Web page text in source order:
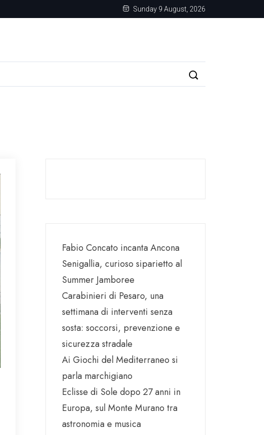
Sunday 9 August, 2026
Fabio Concato incanta Ancona
Senigallia, curioso siparietto al
Summer Jamboree
Carabinieri di Pesaro, una
settimana di interventi senza
sosta: soccorsi, prevenzione e
sicurezza stradale
Ai Giochi del Mediterraneo si
parla marchigiano
Eclisse di Sole dopo 27 anni in
Europa, sul Monte Murano tra
astronomia e musica